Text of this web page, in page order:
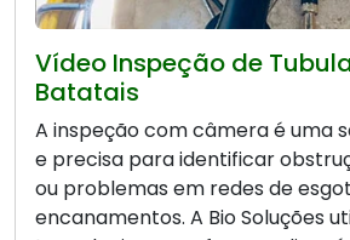
Vídeo Inspeção de
Batatais
A inspeção com câmera é uma
e precisa para identificar
ou problemas em redes de
encanamentos. A Bio Soluções